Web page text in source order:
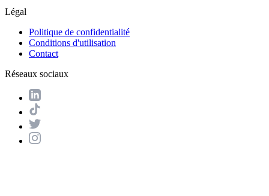
Légal
Politique de confidentialité
Conditions d'utilisation
Contact
Réseaux sociaux